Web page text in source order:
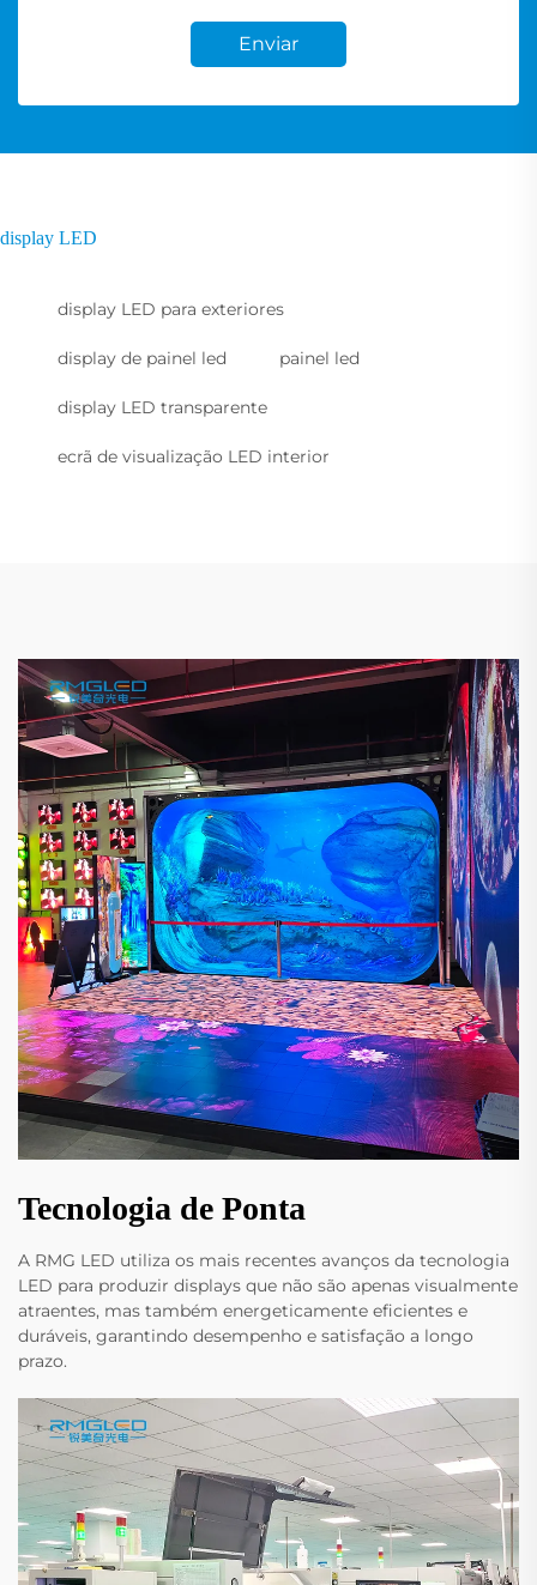
Enviar
display LED
display LED para exteriores
display de painel led painel led
display LED transparente
ecrã de visualização LED interior
Tecnologia de Ponta
A RMG LED utiliza os mais recentes avanços da tecnologia
LED para produzir displays que não são apenas visualmente
atraentes, mas também energeticamente eficientes e
duráveis, garantindo desempenho e satisfação a longo
prazo.